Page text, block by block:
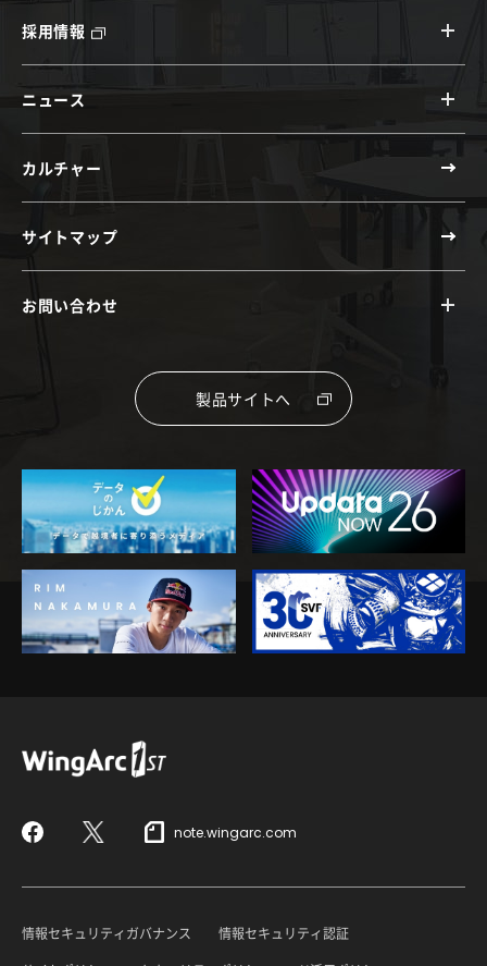
採用情報
ニュース
カルチャー
サイトマップ
お問い合わせ
製品サイトへ
FacebookX note.wingarc.com
情報セキュリティガバナンス
情報セキュリティ認証